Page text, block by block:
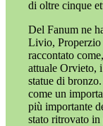
di oltre cinque
Del Fanum ne
Livio, Properzio
raccontato
attuale Orvieto,
statue di
come un
più importante
stato ritrovato in